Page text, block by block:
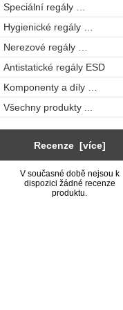
Speciální regály …
Hygienické regály …
Nerezové regály …
Antistatické regály ESD
Komponenty a díly …
Všechny produkty ...
Recenze [více]
V současné době nejsou k
dispozici žádné recenze
produktu.